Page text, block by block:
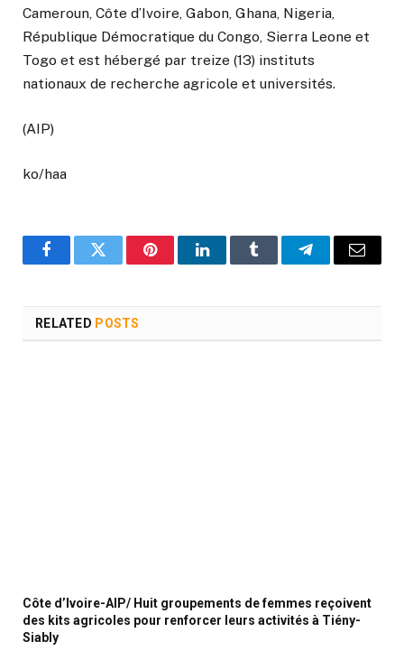
Cameroun, Côte d’Ivoire, Gabon, Ghana, Nigeria,
République Démocratique du Congo, Sierra Leone et
Togo et est hébergé par treize (13) instituts
nationaux de recherche agricole et universités.
(AIP)
ko/haa
FacebookTwitter PinterestLinkedInTumblr TelegramEmail
RELATED POSTS
Côte d’Ivoire-AIP/ Huit groupements de femmes reçoivent
des kits agricoles pour renforcer leurs activités à Tiény-
Siably